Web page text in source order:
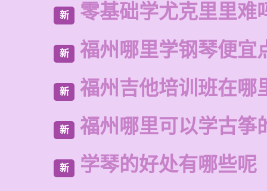
新 零基础学尤克里里难
新 福州哪里学钢琴便宜
新 福州吉他培训班在哪
新 福州哪里可以学古筝
新 学琴的好处有哪些呢